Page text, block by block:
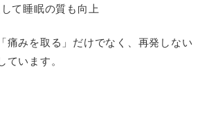
て睡眠の質も向上
痛みを取る」だけでなく、再発しない
います。